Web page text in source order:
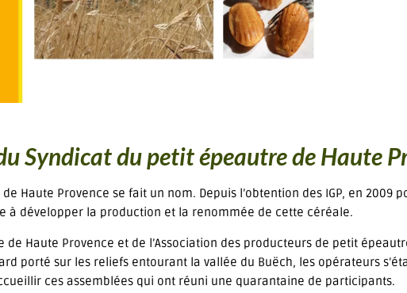
Syndicat du petit épeautre de Haute
Haute Provence se fait un nom. Depuis l’obtention des IGP, en 2009
à développer la production et la renommée de cette céréale.
Haute Provence et de l’Association des producteurs de petit
porté sur les reliefs entourant la vallée du Buëch, les opérateurs
ces assemblées qui ont réuni une quarantaine de participants.